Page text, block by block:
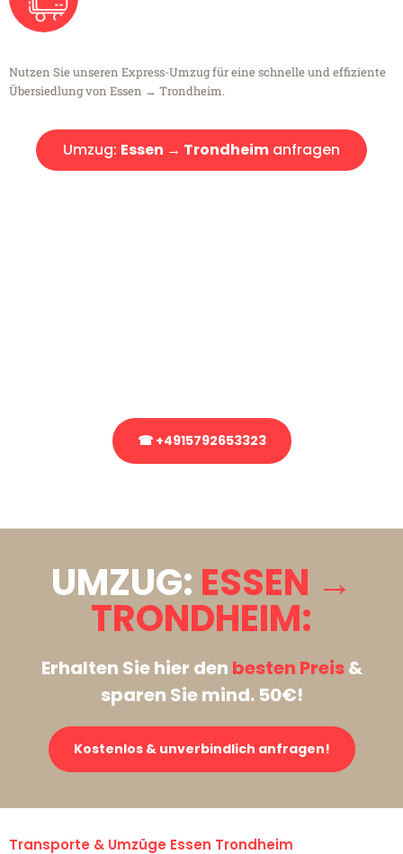
Nutzen Sie unseren Express-Umzug für eine schnelle und effiziente
Übersiedlung von Essen → Trondheim.
Umzug: Essen → Trondheim anfragen
☎ +4915792653323
UMZUG: ESSEN →
TRONDHEIM:
Erhalten Sie hier den besten Preis&
sparen Sie mind. 50€!
Kostenlos & unverbindlich anfragen!
Transporte & Umzüge Essen Trondheim